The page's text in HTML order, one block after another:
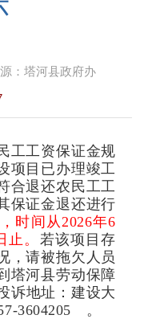
： 塔河县政府办
工工资保证金规
项目已办理竣工
合退还农民工工
保证金退还进行
时间从 2026年6
止。 若该项目存
，请被拖欠人员
塔河县劳动保障
诉地址：建设大
7-3604205
。